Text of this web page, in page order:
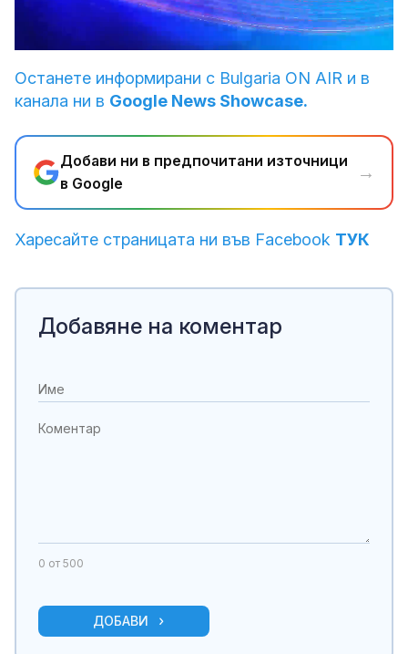
Unmute
Останете информирани с Bulgaria ON AIR и в
канала ни в Google News Showcase.
Добави ни в предпочитани източници
в Google
→
Харесайте страницата ни във Facebook ТУК
Добавяне на коментар
0 от 500
ДОБАВИ